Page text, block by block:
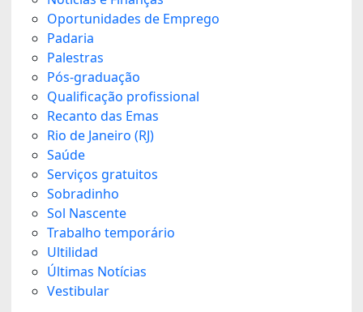
Oportunidades de Emprego
Padaria
Palestras
Pós-graduação
Qualificação profissional
Recanto das Emas
Rio de Janeiro (RJ)
Saúde
Serviços gratuitos
Sobradinho
Sol Nascente
Trabalho temporário
Ultilidad
Últimas Notícias
Vestibular